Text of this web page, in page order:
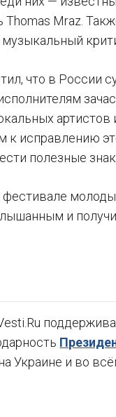
Thomas Mraz.
что в России
исправлению
полезные
фестивале
и
Украине и во